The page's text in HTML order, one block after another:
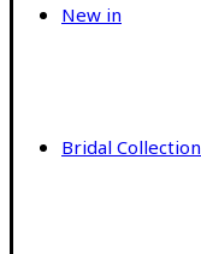
New in
Bridal Collection